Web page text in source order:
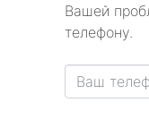
Вашей
телефону.